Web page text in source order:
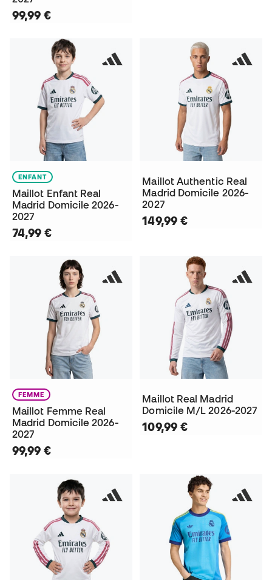
99,99 €
ENFANT
Maillot Enfant Real
Madrid Domicile 2026-
2027
74,99 €
Maillot Authentic Real
Madrid Domicile 2026-
2027
149,99 €
FEMME
Maillot Femme Real
Madrid Domicile 2026-
2027
99,99 €
Maillot Real Madrid
Domicile M/L 2026-2027
109,99 €